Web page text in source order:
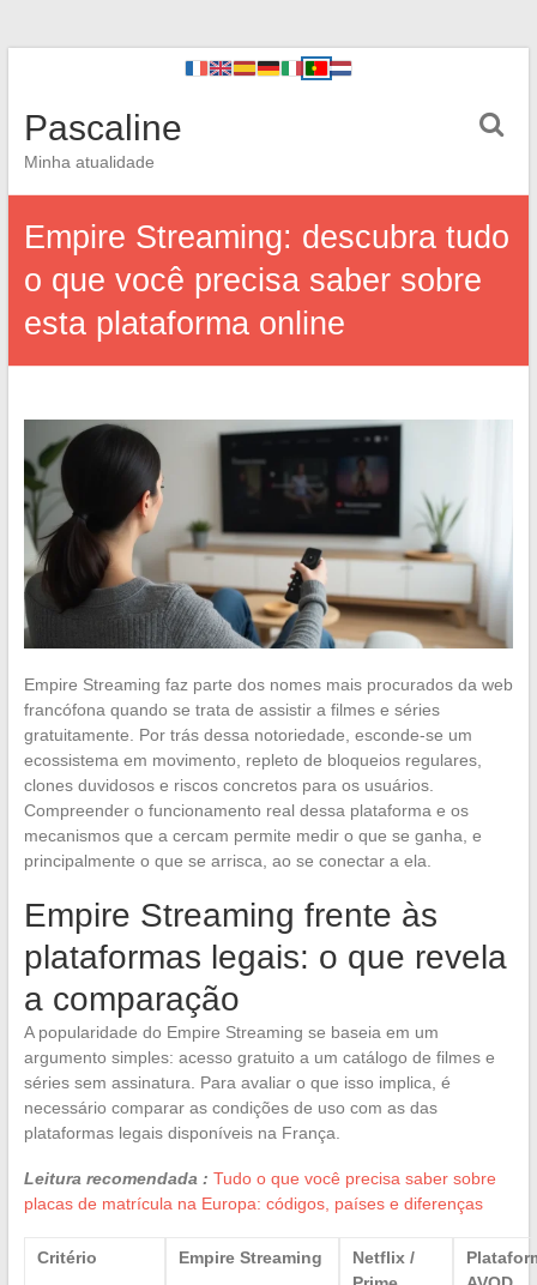
Pascaline
Minha atualidade
Empire Streaming: descubra tudo
o que você precisa saber sobre
esta plataforma online
Empire Streaming faz parte dos nomes mais procurados da web
francófona quando se trata de assistir a filmes e séries
gratuitamente. Por trás dessa notoriedade, esconde-se um
ecossistema em movimento, repleto de bloqueios regulares,
clones duvidosos e riscos concretos para os usuários.
Compreender o funcionamento real dessa plataforma e os
mecanismos que a cercam permite medir o que se ganha, e
principalmente o que se arrisca, ao se conectar a ela.
Empire Streaming frente às
plataformas legais: o que revela
a comparação
A popularidade do Empire Streaming se baseia em um
argumento simples: acesso gratuito a um catálogo de filmes e
séries sem assinatura. Para avaliar o que isso implica, é
necessário comparar as condições de uso com as das
plataformas legais disponíveis na França.
Leitura recomendada : Tudo o que você precisa saber sobre
placas de matrícula na Europa: códigos, países e diferenças
Critério Empire Streaming
Netflix /